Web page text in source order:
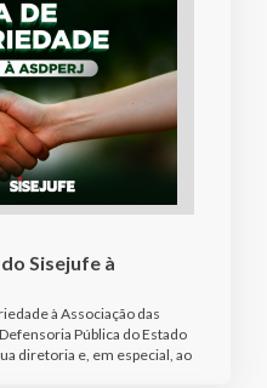
Sisejufe à
à Associação das
Pública do Estado
diretoria e, em especial, ao